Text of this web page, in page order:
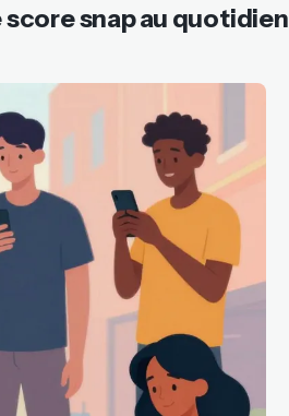
snap au quotidien